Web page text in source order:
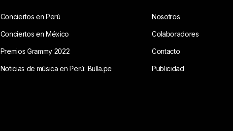
Conciertos en Perú
Conciertos en México
Premios Grammy 2022
Noticias de música en Perú: Bulla.pe
Nosotros
Colaboradores
Contacto
Publicidad